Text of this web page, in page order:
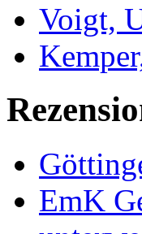
Voigt,
EmK